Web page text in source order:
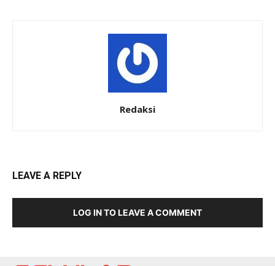
Redaksi
LEAVE A REPLY
LOG IN TO LEAVE A COMMENT